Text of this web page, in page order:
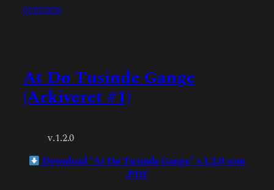
02/03/2026
At Dø Tusinde Gange
(Arkiveret #1)
v.1.2.0
Download “At Dø Tusinde Gange” v.1.2.0 som
.PDF